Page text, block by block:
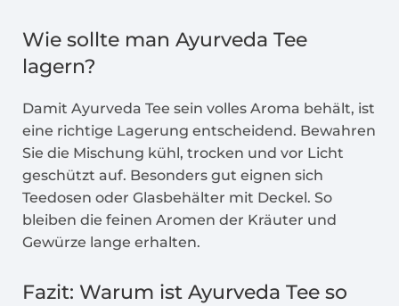
Wie sollte man Ayurveda Tee
lagern?
Damit Ayurveda Tee sein volles Aroma behält, ist
eine richtige Lagerung entscheidend. Bewahren
Sie die Mischung kühl, trocken und vor Licht
geschützt auf. Besonders gut eignen sich
Teedosen oder Glasbehälter mit Deckel. So
bleiben die feinen Aromen der Kräuter und
Gewürze lange erhalten.
Fazit: Warum ist Ayurveda Tee so